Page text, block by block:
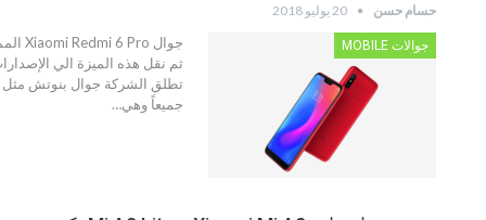
حسام حسن 20 يوليو 2018
جوالات MOBILE
جميعاً وهي…